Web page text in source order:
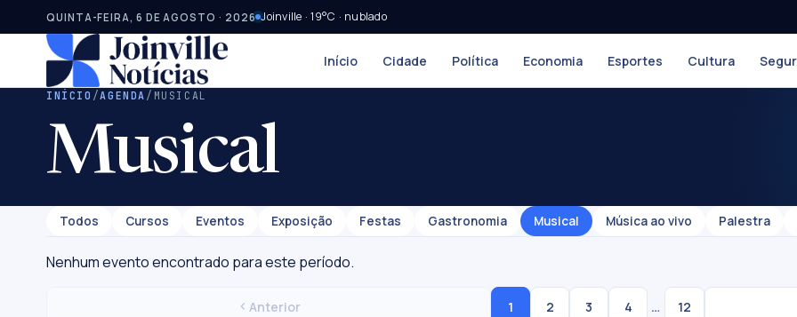
QUINTA-FEIRA, 6 DE AGOSTO · 2026 Joinville · 19°C · nublado
Início Cidade Política Economia Esportes Cultura
INÍCIO /AGENDA / MUSICAL
Musical
Todos Cursos Eventos Exposição Festas Gastronomia Musical Música ao vivo Palestra
Nenhum evento encontrado para este período.
Anterior 1 2 3 4 … 12